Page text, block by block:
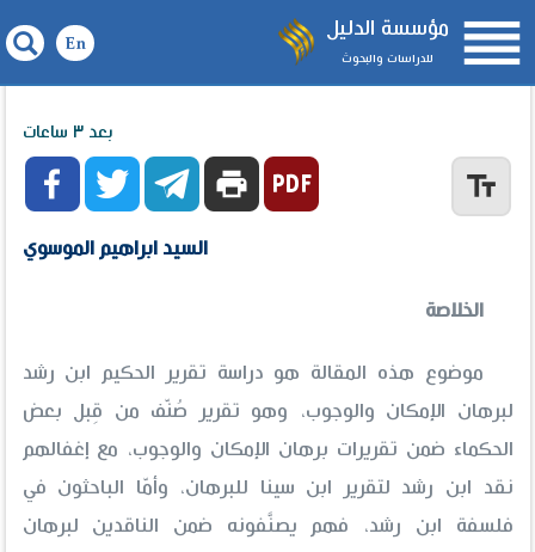
مؤسسة الدليل
للدراسات والبحوث 
قراءةٌ جديدةٌ لبرهان الإمكان والوجوب عند ابن رشدٍ
بعد ٣ ساعات
   print text_fields
السيد ابراهيم الموسوي
الخلاصة
موضوع هذه المقالة هو دراسة تقرير الحكيم ابن رشد
لبرهان الإمكان والوجوب، وهو تقرير صُنّف من قِبل بعض
الحكماء ضمن تقريرات برهان الإمكان والوجوب، مع إغفالهم
نقد ابن رشد لتقرير ابن سينا للبرهان، وأمّا الباحثون في
فلسفة ابن رشد، فهم يصنَّفونه ضمن الناقدين لبرهان